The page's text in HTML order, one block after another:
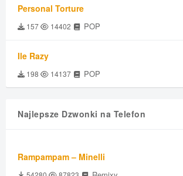
Personal Torture
157 14402 POP
Ile Razy
198 14137 POP
Najlepsze Dzwonki na Telefon
Rampampam – Minelli